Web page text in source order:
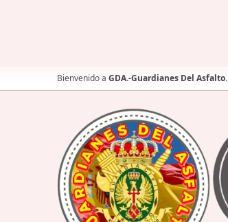
Bienvenido a GDA.-Guardianes Del Asfalto.